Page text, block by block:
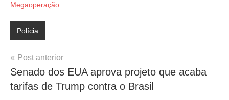
Megaoperação
Polícia
Navegação
de
Post
Post anterior
Senado dos EUA aprova projeto que acaba
tarifas de Trump contra o Brasil